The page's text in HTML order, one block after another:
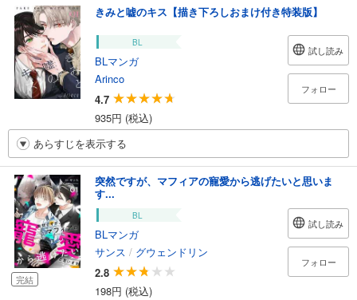
きみと嘘のキス【描き下ろしおまけ付き特装版】
BL
BLマンガ
Arinco
4.7
935円 (税込)
試し読み
フォロー
あらすじを表示する
完結
突然ですが、マフィアの寵愛から逃げたいと思いま
す...
BL
BLマンガ
サンス / グウェンドリン
2.8
198円 (税込)
試し読み
フォロー